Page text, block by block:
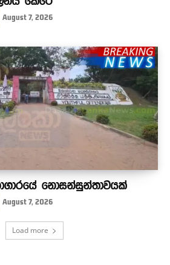
August 7, 2026
නොසන්සුන්තාවයක්
August 7, 2026
Load more